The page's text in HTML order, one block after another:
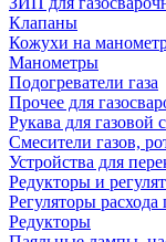
Клапаны
Кожухи на
Манометры
Подогреватели газа
Прочее для
Рукава для газовой
Смесители газов,
Устройства для
Редукторы и
Регуляторы расхода
Редукторы